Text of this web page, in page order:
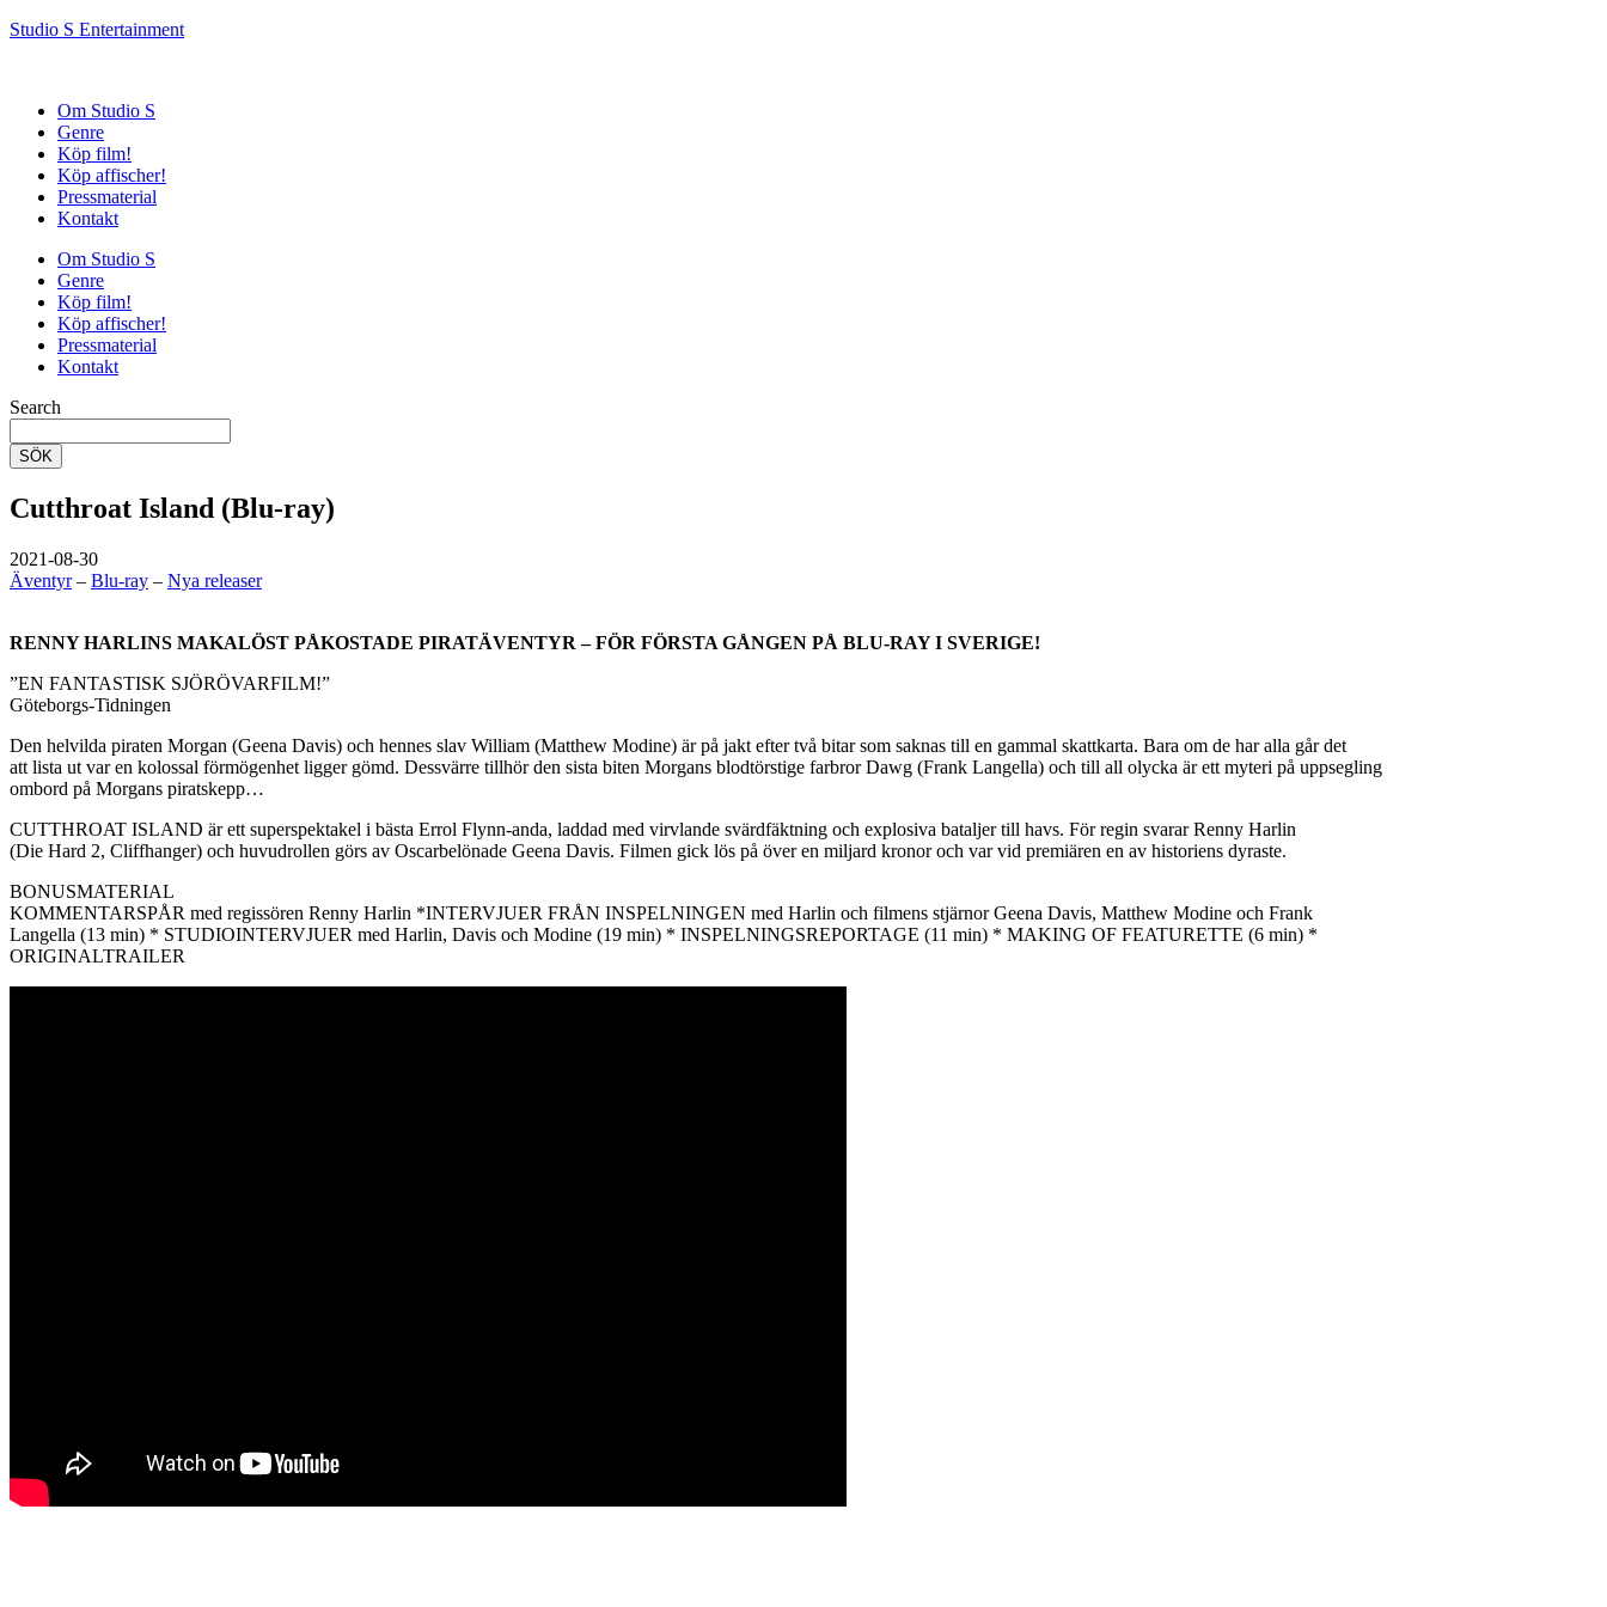
Studio S Entertainment
Om Studio S
Genre
Köp film!
Köp affischer!
Pressmaterial
Kontakt
Om Studio S
Genre
Köp film!
Köp affischer!
Pressmaterial
Kontakt
Search
SÖK
Cutthroat Island (Blu-ray)
2021-08-30
Äventyr– Blu-ray – Nya releaser
RENNY HARLINS MAKALÖST PÅKOSTADE PIRATÄVENTYR – FÖR FÖRSTA GÅNGEN PÅ BLU-RAY I SVERIGE!
”EN FANTASTISK SJÖRÖVARFILM!”
Göteborgs-Tidningen
Den helvilda piraten Morgan (Geena Davis) och hennes slav William (Matthew Modine) är på jakt efter två bitar som saknas till en gammal skattkarta. Bara om de har alla går det
att lista ut var en kolossal förmögenhet ligger gömd. Dessvärre tillhör den sista biten Morgans blodtörstige farbror Dawg (Frank Langella) och till all olycka är ett myteri på uppsegling
ombord på Morgans piratskepp…
CUTTHROAT ISLAND är ett superspektakel i bästa Errol Flynn-anda, laddad med virvlande svärdfäktning och explosiva bataljer till havs. För regin svarar Renny Harlin
(Die Hard 2, Cliffhanger) och huvudrollen görs av Oscarbelönade Geena Davis. Filmen gick lös på över en miljard kronor och var vid premiären en av historiens dyraste.
BONUSMATERIAL
KOMMENTARSPÅR med regissören Renny Harlin *INTERVJUER FRÅN INSPELNINGEN med Harlin och filmens stjärnor Geena Davis, Matthew Modine och Frank
Langella (13 min) * STUDIOINTERVJUER med Harlin, Davis och Modine (19 min) * INSPELNINGSREPORTAGE (11 min) * MAKING OF FEATURETTE (6 min) *
ORIGINALTRAILER